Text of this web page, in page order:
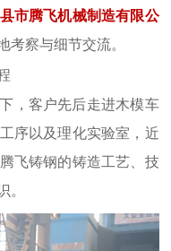
市腾飞机械制造有限公
考察与细节交流。
，客户先后走进木模车
序以及理化实验室，近
飞铸钢的铸造工艺、技
。